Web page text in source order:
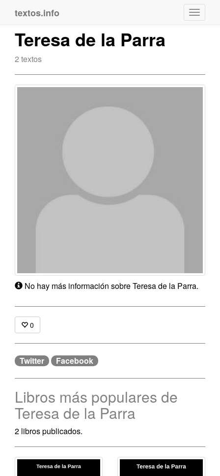
textos.info
Teresa de la Parra
2 textos
No hay más información sobre Teresa de la Parra.
0
Twitter Facebook
Libros más populares de
Teresa de la Parra
2 libros publicados.